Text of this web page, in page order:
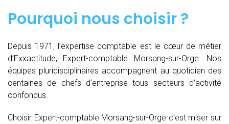
Pourquoi nous choisir ?
Depuis 1971, l’expertise comptable est le cœur de métier
d’Exxactitude, Expert-comptable Morsang-sur-Orge. Nos
équipes pluridisciplinaires accompagnent au quotidien des
centaines de chefs d’entreprise tous secteurs d’activité
confondus.
Choisir Expert-comptable Morsang-sur-Orge c’est miser sur